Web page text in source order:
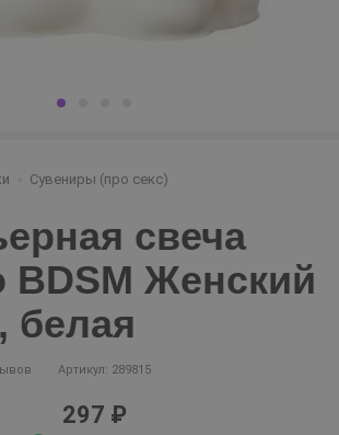
Сувениры (про секс)
свеча
BDSM Женский
белая
Артикул: 289815
297 ₽